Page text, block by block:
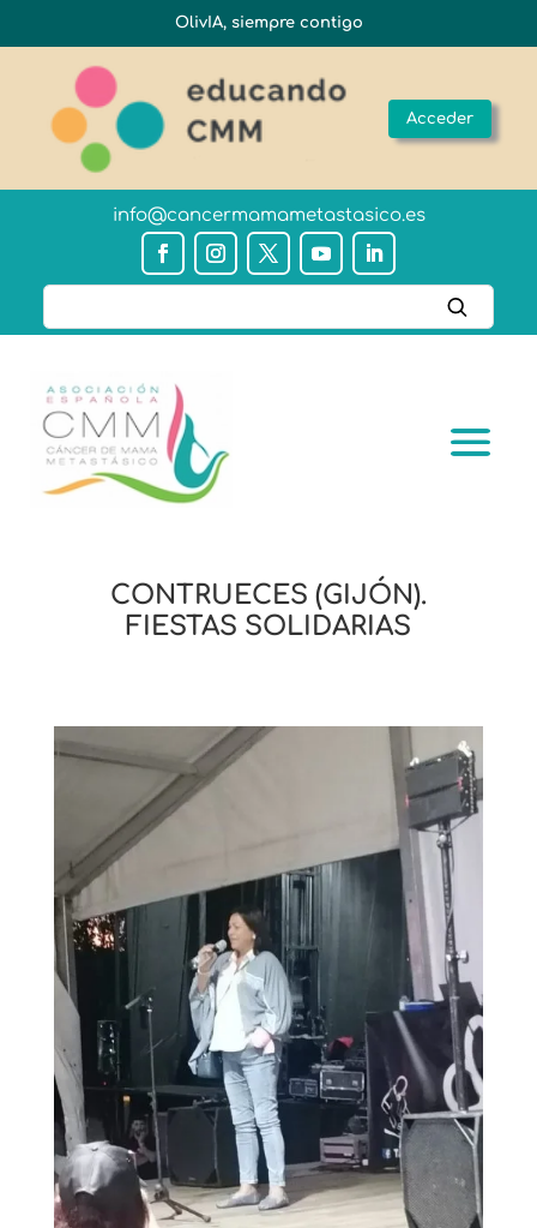
OlivIA, siempre contigo
Acceder
info@cancermamametastasico.es
CONTRUECES (GIJÓN).
FIESTAS SOLIDARIAS